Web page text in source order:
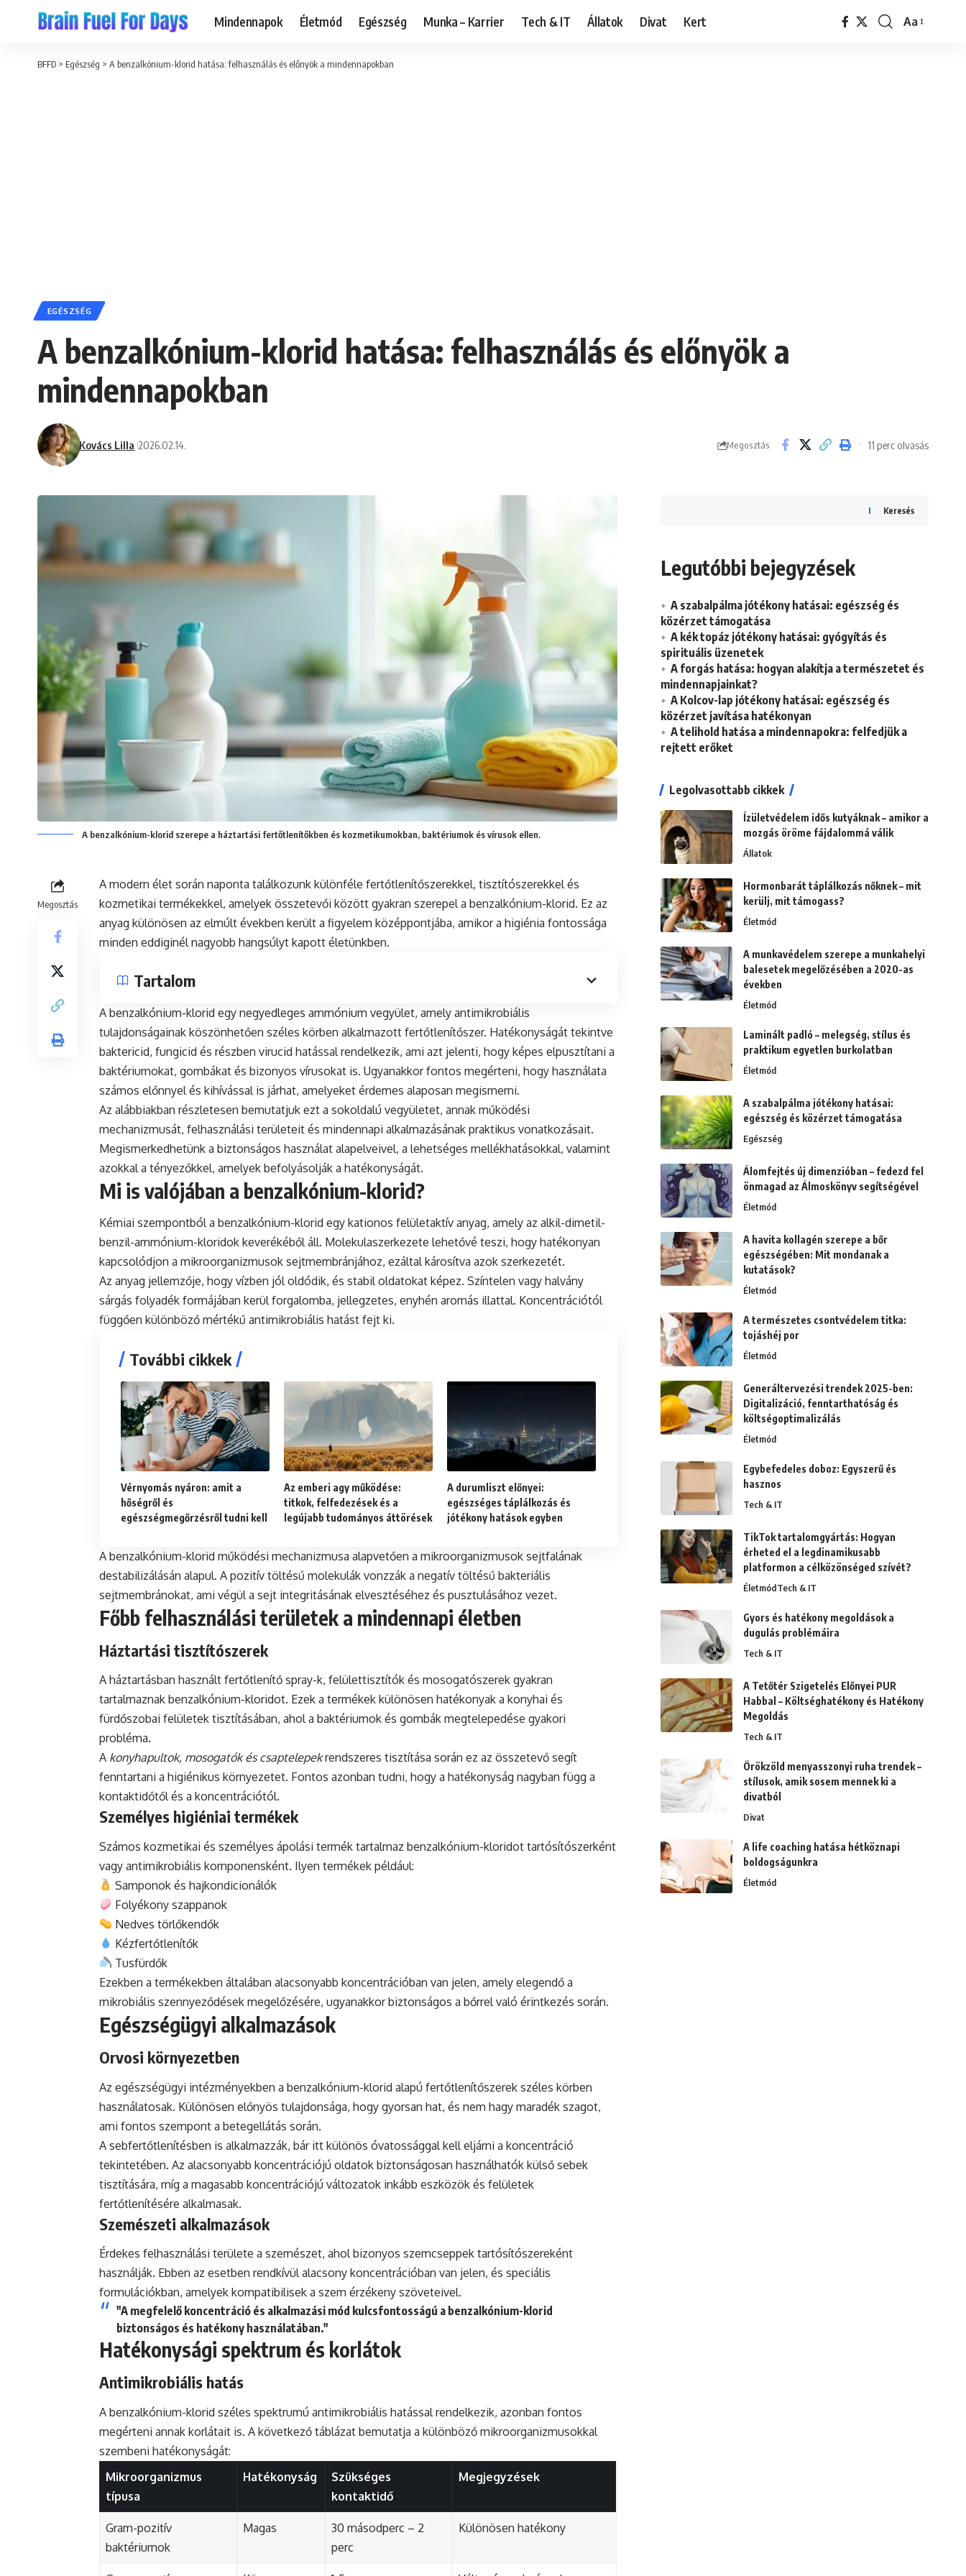
Mindennapok Életmód Egészség Munka – Karrier Tech & IT Állatok Divat Kert
Font
Aa
BFFD > Egészség > A benzalkónium-klorid hatása: felhasználás és előnyök a mindennapokban
EGÉSZSÉG
A benzalkónium-klorid hatása: felhasználás és előnyök a
mindennapokban
Kovács Lilla 2026.02.14. Megosztás 11 perc olvasás
A benzalkónium-klorid szerepe a háztartási fertőtlenítőkben és kozmetikumokban, baktériumok és vírusok ellen.
Megosztás
A modern élet során naponta találkozunk különféle fertőtlenítőszerekkel, tisztítószerekkel és
kozmetikai termékekkel, amelyek összetevői között gyakran szerepel a benzalkónium-klorid. Ez az
anyag különösen az elmúlt években került a figyelem középpontjába, amikor a higiénia fontossága
minden eddiginél nagyobb hangsúlyt kapott életünkben.
Tartalom
A benzalkónium-klorid egy negyedleges ammónium vegyület, amely antimikrobiális
tulajdonságainak köszönhetően széles körben alkalmazott fertőtlenítőszer. Hatékonyságát tekintve
baktericid, fungicid és részben virucid hatással rendelkezik, ami azt jelenti, hogy képes elpusztítani a
baktériumokat, gombákat és bizonyos vírusokat is. Ugyanakkor fontos megérteni, hogy használata
számos előnnyel és kihívással is járhat, amelyeket érdemes alaposan megismerni.
Az alábbiakban részletesen bemutatjuk ezt a sokoldalú vegyületet, annak működési
mechanizmusát, felhasználási területeit és mindennapi alkalmazásának praktikus vonatkozásait.
Megismerkedhetünk a biztonságos használat alapelveivel, a lehetséges mellékhatásokkal, valamint
azokkal a tényezőkkel, amelyek befolyásolják a hatékonyságát.
Mi is valójában a benzalkónium-klorid?
Kémiai szempontból a benzalkónium-klorid egy kationos felületaktív anyag, amely az alkil-dimetil-
benzil-ammónium-kloridok keverékéből áll. Molekulaszerkezete lehetővé teszi, hogy hatékonyan
kapcsolódjon a mikroorganizmusok sejtmembránjához, ezáltal károsítva azok szerkezetét.
Az anyag jellemzője, hogy vízben jól oldódik, és stabil oldatokat képez. Színtelen vagy halvány
sárgás folyadék formájában kerül forgalomba, jellegzetes, enyhén aromás illattal. Koncentrációtól
függően különböző mértékű antimikrobiális hatást fejt ki.
További cikkek
Vérnyomás nyáron: amit a
hőségről és
egészségmegőrzésről tudni kell
Az emberi agy működése:
titkok, felfedezések és a
legújabb tudományos áttörések
A durumliszt előnyei:
egészséges táplálkozás és
jótékony hatások egyben
A benzalkónium-klorid működési mechanizmusa alapvetően a mikroorganizmusok sejtfalának
destabilizálásán alapul. A pozitív töltésű molekulák vonzzák a negatív töltésű bakteriális
sejtmembránokat, ami végül a sejt integritásának elvesztéséhez és pusztulásához vezet.
Főbb felhasználási területek a mindennapi életben
Háztartási tisztítószerek
A háztartásban használt fertőtlenítő spray-k, felülettisztítók és mosogatószerek gyakran
tartalmaznak benzalkónium-kloridot. Ezek a termékek különösen hatékonyak a konyhai és
fürdőszobai felületek tisztításában, ahol a baktériumok és gombák megtelepedése gyakori
probléma.
A konyhapultok, mosogatók és csaptelepekrendszeres tisztítása során ez az összetevő segít
fenntartani a higiénikus környezetet. Fontos azonban tudni, hogy a hatékonyság nagyban függ a
kontaktidőtől és a koncentrációtól.
Személyes higiéniai termékek
Számos kozmetikai és személyes ápolási termék tartalmaz benzalkónium-kloridot tartósítószerként
vagy antimikrobiális komponensként. Ilyen termékek például:
Samponok és hajkondicionálók
Folyékony szappanok
Nedves törlőkendők
Kézfertőtlenítők
Tusfürdők
Ezekben a termékekben általában alacsonyabb koncentrációban van jelen, amely elegendő a
mikrobiális szennyeződések megelőzésére, ugyanakkor biztonságos a bőrrel való érintkezés során.
Egészségügyi alkalmazások
Orvosi környezetben
Az egészségügyi intézményekben a benzalkónium-klorid alapú fertőtlenítőszerek széles körben
használatosak. Különösen előnyös tulajdonsága, hogy gyorsan hat, és nem hagy maradék szagot,
ami fontos szempont a betegellátás során.
A sebfertőtlenítésben is alkalmazzák, bár itt különös óvatossággal kell eljárni a koncentráció
tekintetében. Az alacsonyabb koncentrációjú oldatok biztonságosan használhatók külső sebek
tisztítására, míg a magasabb koncentrációjú változatok inkább eszközök és felületek
fertőtlenítésére alkalmasak.
Szemészeti alkalmazások
Érdekes felhasználási területe a szemészet, ahol bizonyos szemcseppek tartósítószereként
használják. Ebben az esetben rendkívül alacsony koncentrációban van jelen, és speciális
formulációkban, amelyek kompatibilisek a szem érzékeny szöveteivel.
"A megfelelő koncentráció és alkalmazási mód kulcsfontosságú a benzalkónium-klorid
biztonságos és hatékony használatában."
Hatékonysági spektrum és korlátok
Antimikrobiális hatás
A benzalkónium-klorid széles spektrumú antimikrobiális hatással rendelkezik, azonban fontos
megérteni annak korlátait is. A következő táblázat bemutatja a különböző mikroorganizmusokkal
szembeni hatékonyságát:
Mikroorganizmus
típusa
Hatékonyság
Szükséges
kontaktidő
Megjegyzések
Gram-pozitív
baktériumok
Magas
30 másodperc – 2
perc
Különösen hatékony
Keresés
Legutóbbi bejegyzések
A szabalpálma jótékony hatásai: egészség és
közérzet támogatása
A kék topáz jótékony hatásai: gyógyítás és
spirituális üzenetek
A forgás hatása: hogyan alakítja a természetet és
mindennapjainkat?
A Kolcov-lap jótékony hatásai: egészség és
közérzet javítása hatékonyan
A telihold hatása a mindennapokra: felfedjük a
rejtett erőket
Legolvasottabb cikkek
Ízületvédelem idős kutyáknak – amikor a
mozgás öröme fájdalommá válik
Állatok
Hormonbarát táplálkozás nőknek – mit
kerülj, mit támogass?
Életmód
A munkavédelem szerepe a munkahelyi
balesetek megelőzésében a 2020-as
években
Életmód
Laminált padló – melegség, stílus és
praktikum egyetlen burkolatban
Életmód
A szabalpálma jótékony hatásai:
egészség és közérzet támogatása
Egészség
Álomfejtés új dimenzióban – fedezd fel
önmagad az Álmoskönyv segítségével
Életmód
A havita kollagén szerepe a bőr
egészségében: Mit mondanak a
kutatások?
Életmód
A természetes csontvédelem titka:
tojáshéj por
Életmód
Generáltervezési trendek 2025-ben:
Digitalizáció, fenntarthatóság és
költségoptimalizálás
Életmód
Egybefedeles doboz: Egyszerű és
hasznos
Tech & IT
TikTok tartalomgyártás: Hogyan
érheted el a legdinamikusabb
platformon a célközönséged szívét?
ÉletmódTech & IT
Gyors és hatékony megoldások a
dugulás problémáira
Tech & IT
A Tetőtér Szigetelés Előnyei PUR
Habbal – Költséghatékony és Hatékony
Megoldás
Tech & IT
Örökzöld menyasszonyi ruha trendek –
stílusok, amik sosem mennek ki a
divatból
Divat
A life coaching hatása hétköznapi
boldogságunkra
Életmód